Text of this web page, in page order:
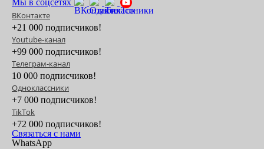
Мы в соцсетях
ВКонтакте
+21 000 подписчиков!
Youtube-канал
+99 000 подписчиков!
Телеграм-канал
10 000 подписчиков!
Одноклассники
+7 000 подписчиков!
TikTok
+72 000 подписчиков!
Связаться с нами
WhatsApp